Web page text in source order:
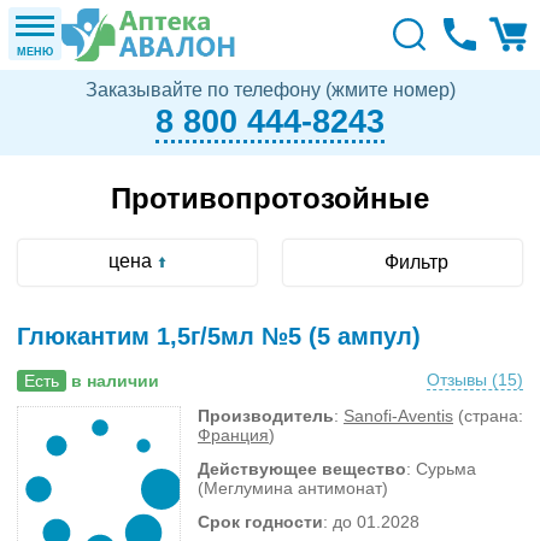
МЕНЮ
Заказывайте по телефону (жмите номер)
8 800 444-8243
Противопротозойные
цена Фильтр
Глюкантим 1,5г/5мл №5 (5 ампул)
Есть в наличии Отзывы (15)
Производитель: Sanofi-Aventis (страна:
Франция)
Действующее вещество: Сурьма
(Меглумина антимонат)
Срок годности: до 01.2028